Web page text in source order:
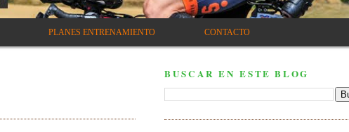
PLANES ENTRENAMIENTO CONTACTO
BUSCAR EN ESTE BLOG